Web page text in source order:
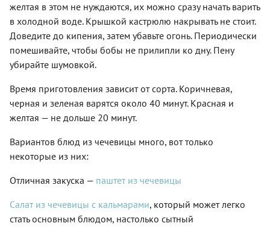
желтая в этом не нуждаются, их можно сразу начать варить
в холодной воде. Крышкой кастрюлю накрывать не стоит.
Доведите до кипения, затем убавьте огонь. Периодически
помешивайте, чтобы бобы не прилипли ко дну. Пену
убирайте шумовкой.
Время приготовления зависит от сорта. Коричневая,
черная и зеленая варятся около 40 минут. Красная и
желтая — не дольше 20 минут.
Вариантов блюд из чечевицы много, вот только
некоторые из них:
Отличная закуска — паштет из чечевицы
Салат из чечевицы с кальмарами, который может легко
стать основным блюдом, настолько сытный